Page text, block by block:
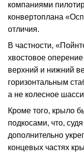
компаниями
конвертоплана
отличия.
В частности,
хвостовое
верхний и нижний
горизонтальным
а не колесное
Кроме того, крыло
подкосами, что,
дополнительно
концевых частях